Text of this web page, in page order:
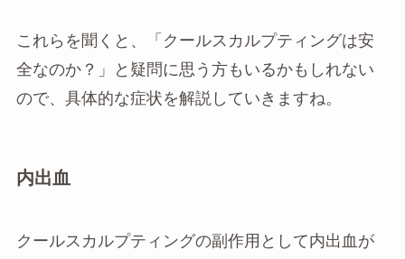
これらを聞くと、「クールスカルプティングは安
全なのか？」と疑問に思う方もいるかもしれない
ので、具体的な症状を解説していきますね。
内出血
クールスカルプティングの副作用として内出血が